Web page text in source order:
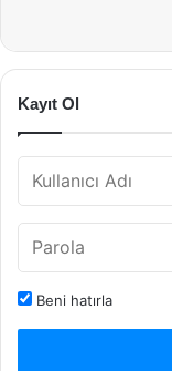
Kayıt Ol
Beni hatırla